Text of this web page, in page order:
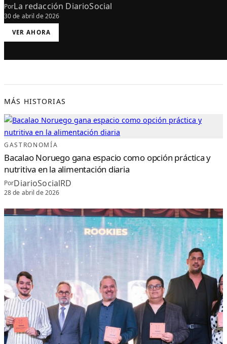
PorLa redacción DiarioSocial
30 de abril de 2026
VER AHORA
:
E
Á
A
A
U
M
E
L
M
A
N
D
O
D
L
O
S
G
O
V
Y
L
O
P
E
S
A
N
MÁS HISTORIAS
GASTRONOMÍA
Bacalao Noruego gana espacio como opción práctica y
nutritiva en la alimentación diaria
PorDiarioSocialRD
28 de abril de 2026